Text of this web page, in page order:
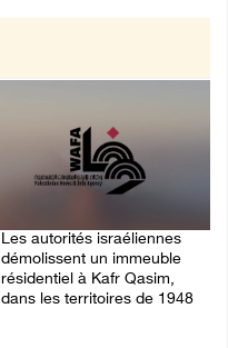
Les autorités israéliennes
démolissent un immeuble
résidentiel à Kafr Qasim,
dans les territoires de 1948